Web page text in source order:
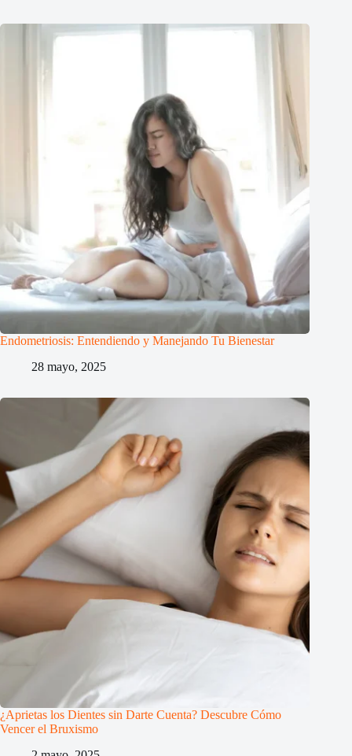
Endometriosis: Entendiendo y Manejando Tu Bienestar
28 mayo, 2025
¿Aprietas los Dientes sin Darte Cuenta? Descubre Cómo
Vencer el Bruxismo